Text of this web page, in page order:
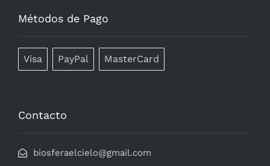
Métodos de Pago
Visa PayPal MasterCard
Contacto
biosferaelcielo@gmail.com